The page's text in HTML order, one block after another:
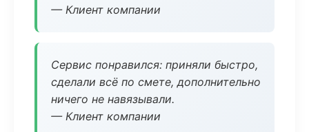
— Клиент компании
Сервис понравился: приняли быстро,
сделали всё по смете, дополнительно
ничего не навязывали.
— Клиент компании